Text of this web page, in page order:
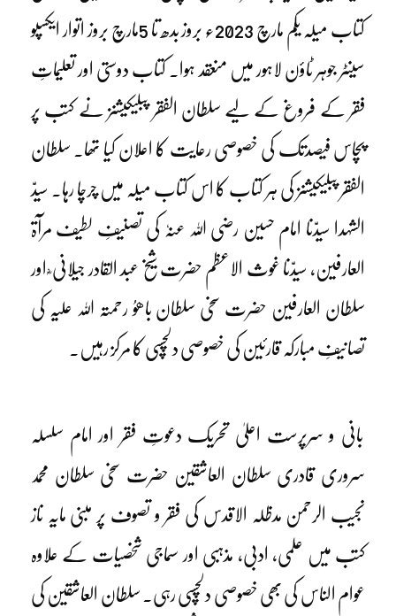
کتاب میلہ یکم مارچ 2023ء بروز بدھ تا 5مارچ بروز اتوار ایکسپو
سینٹر جوہر ٹاؤن لاہور میں منعقد ہوا۔ کتاب دوستی اور تعلیماتِ
فقر کے فروغ کے لیے سلطان الفقر پبلیکیشنز نے کتب پر
پچاس فیصدتک کی خصوصی رعایت کا اعلان کیا تھا۔ سلطان
الفقر پبلیکیشنز کی ہر کتاب کا اس کتاب میلہ میں چرچا رہا۔ سیدّ
الشہدا سیدّنا امام حسین رضی اللہ عنہٗ کی تصنیفِ لطیف مرآۃ
العارفین، سیدّنا غوث الاعظم حضرت شیخ عبد القادر جیلانی ؓ اور
سلطان العارفین حضرت سخی سلطان باھوُ رحمتہ اللہ علیہ کی
تصانیفِ مبارکہ قارئین کی خصوصی دلچسپی کا مرکز رہیں۔
بانی و سرپرست اعلیٰ تحریک دعوتِ فقر اور امام سلسلہ
سروری قادری سلطان العاشقین حضرت سخی سلطان محمد
نجیب الرحمن مدظلہ الاقدس کی فقر و تصوف پر مبنی مایہ ناز
کتب میں علمی، ادبی، مذہبی اور سماجی شخصیات کے علاوہ
عوام الناس کی بھی خصوصی دلچسپی رہی۔ سلطان العاشقین کی